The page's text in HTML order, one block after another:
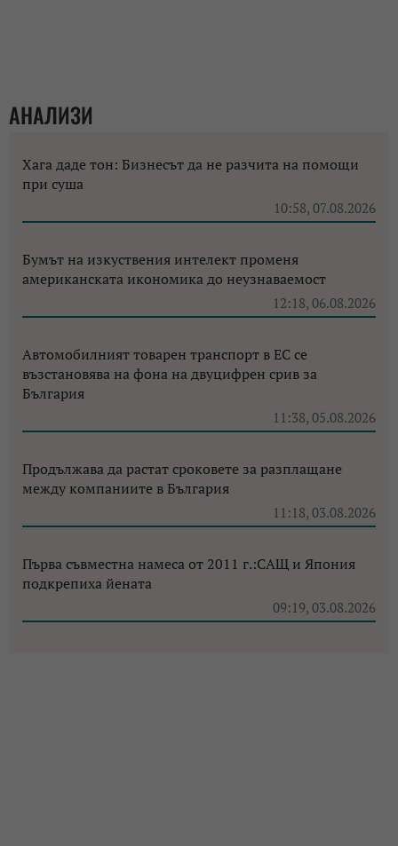
АНАЛИЗИ
Хага даде тон: Бизнесът да не разчита на помощи
при суша
10:58, 07.08.2026
Бумът на изкуствения интелект променя
американската икономика до неузнаваемост
12:18, 06.08.2026
Автомобилният товарен транспорт в ЕС се
възстановява на фона на двуцифрен срив за
България
11:38, 05.08.2026
Продължава да растат сроковете за разплащане
между компаниите в България
11:18, 03.08.2026
Първа съвместна намеса от 2011 г.:САЩ и Япония
подкрепиха йената
09:19, 03.08.2026